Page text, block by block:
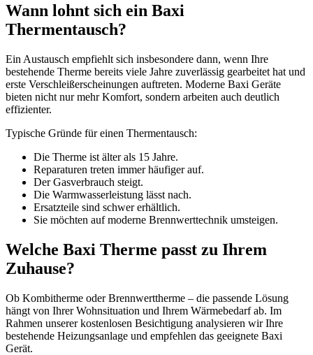
Wann lohnt sich ein Baxi
Thermentausch?
Ein Austausch empfiehlt sich insbesondere dann, wenn Ihre
bestehende Therme bereits viele Jahre zuverlässig gearbeitet hat und
erste Verschleißerscheinungen auftreten. Moderne Baxi Geräte
bieten nicht nur mehr Komfort, sondern arbeiten auch deutlich
effizienter.
Typische Gründe für einen Thermentausch:
Die Therme ist älter als 15 Jahre.
Reparaturen treten immer häufiger auf.
Der Gasverbrauch steigt.
Die Warmwasserleistung lässt nach.
Ersatzteile sind schwer erhältlich.
Sie möchten auf moderne Brennwerttechnik umsteigen.
Welche Baxi Therme passt zu Ihrem
Zuhause?
Ob Kombitherme oder Brennwerttherme – die passende Lösung
hängt von Ihrer Wohnsituation und Ihrem Wärmebedarf ab. Im
Rahmen unserer kostenlosen Besichtigung analysieren wir Ihre
bestehende Heizungsanlage und empfehlen das geeignete Baxi
Gerät.